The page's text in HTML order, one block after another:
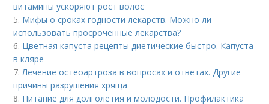
витамины ускоряют рост волос
5. Мифы о сроках годности лекарств. Можно ли
использовать просроченные лекарства?
6. Цветная капуста рецепты диетические быстро. Капуста
в кляре
7.Лечение остеоартроза в вопросах и ответах. Другие
причины разрушения хряща
8. Питание для долголетия и молодости. Профилактика